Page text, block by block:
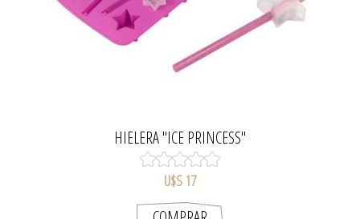
HIELERA "ICE PRINCESS"
U$S 17